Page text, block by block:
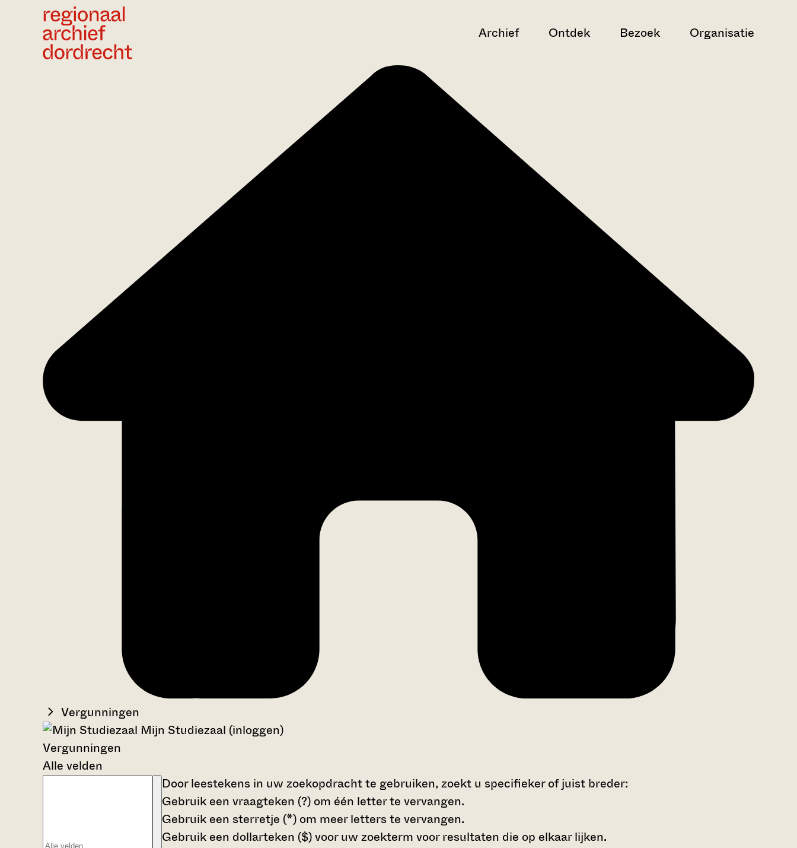
Archief Ontdek Bezoek Organisatie
Vergunningen
Mijn Studiezaal (inloggen)
Vergunningen
Alle velden
Door leestekens in uw zoekopdracht te gebruiken, zoekt u specifieker of juist breder:
Gebruik een vraagteken (?) om één letter te vervangen.
Gebruik een sterretje (*) om meer letters te vervangen.
Gebruik een dollarteken ($)voor uw zoekterm voor resultaten die op elkaar lijken.